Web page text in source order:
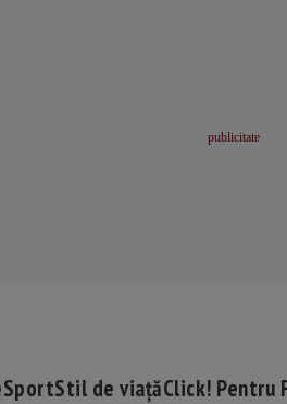
SportStil de viațăClick! Pentru